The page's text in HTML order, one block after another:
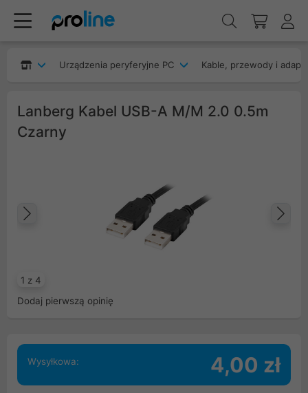
Urządzenia peryferyjne PC Kable, przewody i
Lanberg Kabel USB-A M/M 2.0 0.5m
Czarny
1 z 4
Poprzedni
Dodaj pierwszą opinię
Wysyłkowa: 4,00 zł